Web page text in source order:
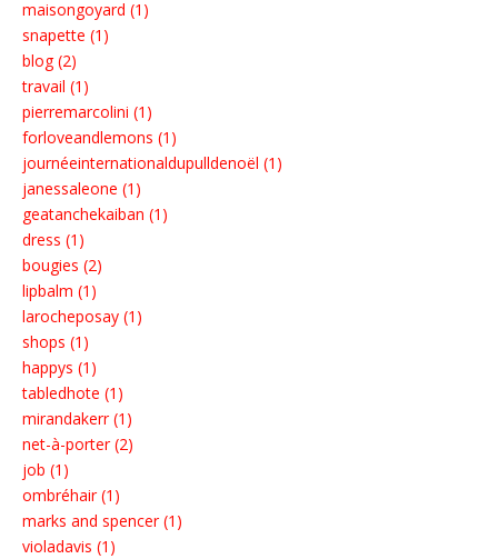
maisongoyard (1)
snapette (1)
blog (2)
travail (1)
pierremarcolini (1)
forloveandlemons (1)
journéeinternationaldupulldenoël (1)
janessaleone (1)
geatanchekaiban (1)
dress (1)
bougies (2)
lipbalm (1)
larocheposay (1)
shops (1)
happys (1)
tabledhote (1)
mirandakerr (1)
net-à-porter (2)
job (1)
ombréhair (1)
marks and spencer (1)
violadavis (1)